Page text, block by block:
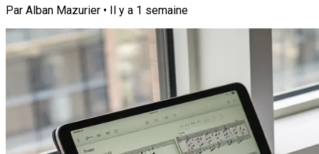
Par Alban Mazurier • Il y a 1 semaine